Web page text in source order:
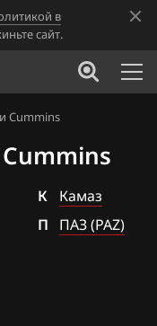
в
сайт.
Cummins
К
Камаз
П
ПАЗ (PAZ)